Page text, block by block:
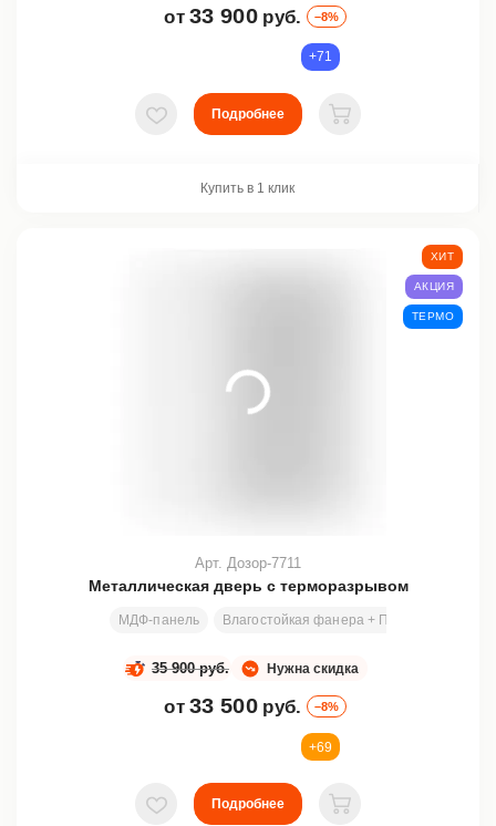
от 33 900 руб. –8%
+71
В избранное
Подробнее
В корзину
Купить в 1 клик
Металлическая дверь с терморазрывом
МДФ-панель Влагостойкая фанера + ПСЭВ
Арт. Дозор-7711
Нужна скидка
35 900 руб.
от 33 500 руб. –8%
ХИТ
АКЦИЯ
ТЕРМО
+69
В избранное
Подробнее
В корзину